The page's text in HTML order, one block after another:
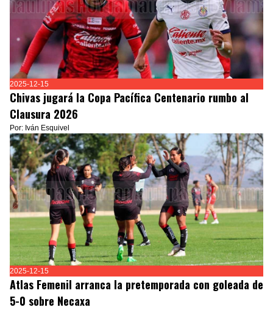
2025-12-15
Chivas jugará la Copa Pacífica Centenario rumbo al
Clausura 2026
Por: Iván Esquivel
2025-12-15
Atlas Femenil arranca la pretemporada con goleada de
5-0 sobre Necaxa